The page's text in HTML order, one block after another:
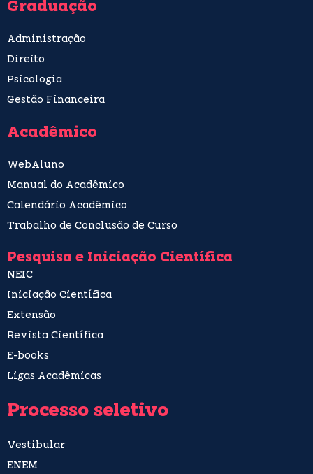
Graduação
Administração
Direito
Psicologia
Gestão Financeira
Acadêmico
WebAluno
Manual do Acadêmico
Calendário Acadêmico
Trabalho de Conclusão de Curso
Pesquisa e Iniciação Científica
NEIC
Iniciação Científica
Extensão
Revista Científica
E-books
Ligas Acadêmicas
Processo seletivo
Vestibular
ENEM